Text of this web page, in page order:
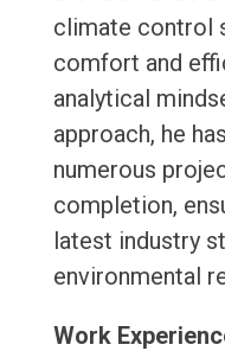
climate control
comfort and
analytical
approach, he
numerous
completion,
latest industry
environmental
Work